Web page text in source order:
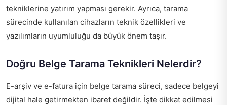
tekniklerine yatırım yapması gerekir. Ayrıca, tarama
sürecinde kullanılan cihazların teknik özellikleri ve
yazılımların uyumluluğu da büyük önem taşır.
Doğru Belge Tarama Teknikleri Nelerdir?
E-arşiv ve e-fatura için belge tarama süreci, sadece belgeyi
dijital hale getirmekten ibaret değildir. İşte dikkat edilmesi